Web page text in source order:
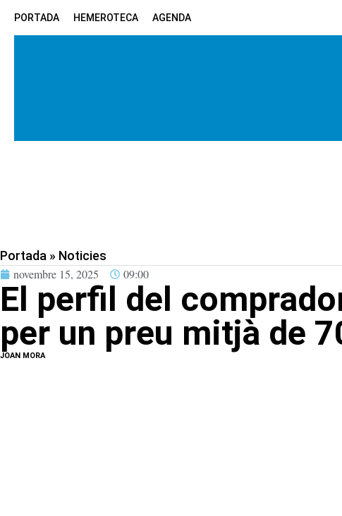
PORTADA HEMEROTECA AGENDA
Portada » Noticies
novembre 15, 2025
09:00
El perfil del
per un preu mitjà de
JOAN MORA